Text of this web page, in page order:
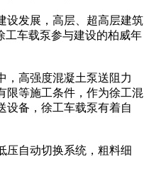
发展，高层、超高层建筑
工车载泵参与建设的柏威年
高强度混凝土泵送阻力
限等施工条件，作为徐工混
设备，徐工车载泵有着自
自动切换系统，粗料细